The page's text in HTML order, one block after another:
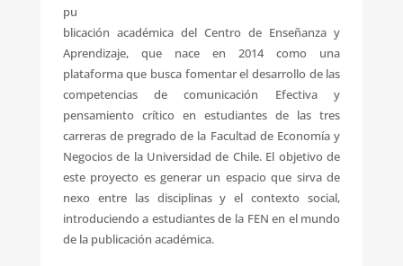
pu
blicación académica del Centro de Enseñanza y
Aprendizaje, que nace en 2014 como una
plataforma que busca fomentar el desarrollo de las
competencias de comunicación Efectiva y
pensamiento crítico en estudiantes de las tres
carreras de pregrado de la Facultad de Economía y
Negocios de la Universidad de Chile. El objetivo de
este proyecto es generar un espacio que sirva de
nexo entre las disciplinas y el contexto social,
introduciendo a estudiantes de la FEN en el mundo
de la publicación académica.